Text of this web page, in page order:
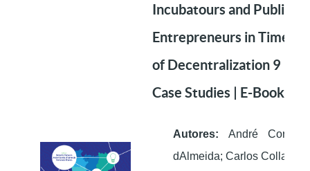
Incubatours and Public
Entrepreneurs in Times
of Decentralization 9
Case Studies | E-Book
Autores: André Corrêa
dAlmeida; Carlos Collaço;